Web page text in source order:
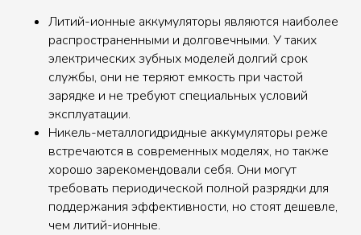
Литий-ионные аккумуляторы являются наиболее
распространенными и долговечными. У таких
электрических зубных моделей долгий срок
службы, они не теряют емкость при частой
зарядке и не требуют специальных условий
эксплуатации.
Никель-металлогидридные аккумуляторы реже
встречаются в современных моделях, но также
хорошо зарекомендовали себя. Они могут
требовать периодической полной разрядки для
поддержания эффективности, но стоят дешевле,
чем литий-ионные.